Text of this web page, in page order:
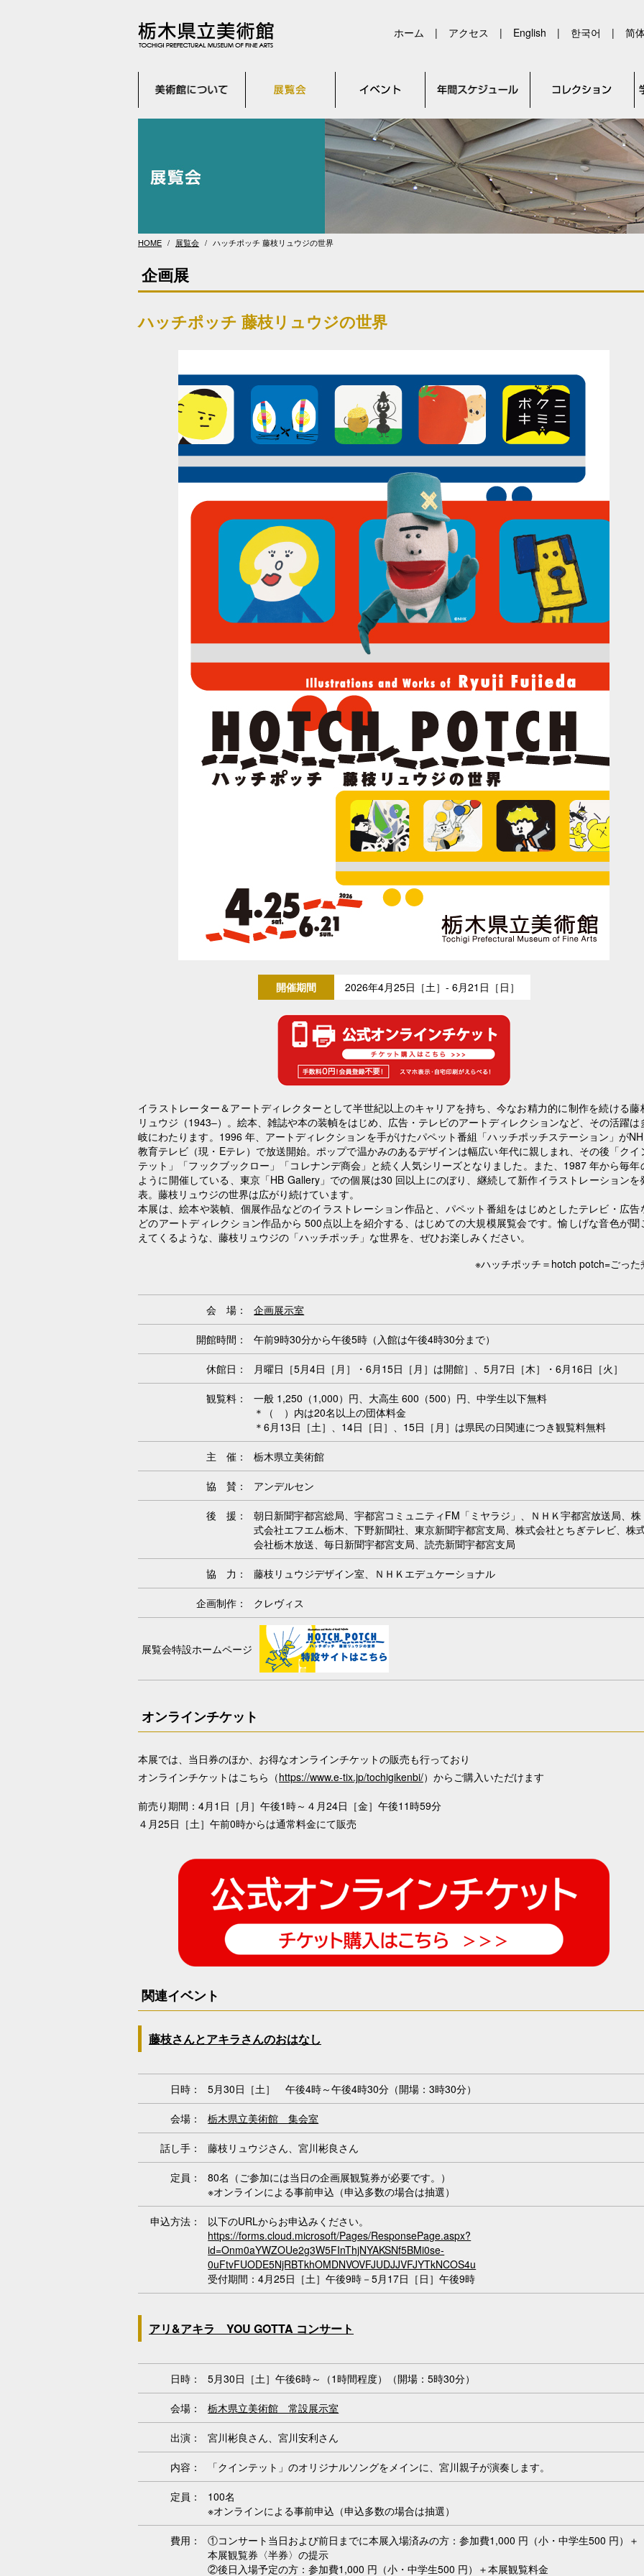
ホーム | アクセス | English | 한국어 | 简
HOME 展覧会 ハッチポッチ 藤枝リュウジの世界
企画展
ハッチポッチ 藤枝リュウジの世界
開催期間 2026年4月25日［土］- 6月21日［日］
イラストレーター＆アートディレクターとして半世紀以上のキャリアを持ち、今なお精力的に制作を続ける藤
リュウジ（1943‒）。絵本、雑誌や本の装幀をはじめ、広告・テレビのアートディレクションなど、その活躍は
岐にわたります。1996 年、アートディレクションを手がけたパペット番組「ハッチポッチステーション」が
教育テレビ（現・Eテレ）で放送開始。ポップで温かみのあるデザインは幅広い年代に親しまれ、その後「クイ
テット」「フックブックロー」「コレナンデ商会」と続く人気シリーズとなりました。また、1987 年から毎年
ように開催している、東京「HB Gallery」での個展は30 回以上にのぼり、継続して新作イラストレーションを
表。藤枝リュウジの世界は広がり続けています。
本展は、絵本や装幀、個展作品などのイラストレーション作品と、パペット番組をはじめとしたテレビ・広告
どのアートディレクション作品から 500点以上を紹介する、はじめての大規模展覧会です。愉しげな音色が聞
えてくるような、藤枝リュウジの「ハッチポッチ」な世界を、ぜひお楽しみください。
※ハッチポッチ＝hotch potch=ごった
会 場： 企画展示室
開館時間： 午前9時30分から午後5時（入館は午後4時30分まで）
休館日： 月曜日［5月4日［月］・6月15日［月］は開館］、5月7日［木］・6月16日［火］
観覧料：
一般 1,250（1,000）円、大高生 600（500）円、中学生以下無料
＊（ ）内は20名以上の団体料金
＊6月13日［土］、14日［日］、15日［月］は県民の日関連につき観覧料無料
主 催： 栃木県立美術館
協 賛： アンデルセン
後 援：
朝日新聞宇都宮総局、宇都宮コミュニティFM「ミヤラジ」、ＮＨＫ宇都宮放送局、株
式会社エフエム栃木、下野新聞社、東京新聞宇都宮支局、株式会社とちぎテレビ、株
会社栃木放送、毎日新聞宇都宮支局、読売新聞宇都宮支局
協 力： 藤枝リュウジデザイン室、ＮＨＫエデュケーショナル
企画制作： クレヴィス
展覧会特設ホームページ
オンラインチケット
本展では、当日券のほか、お得なオンラインチケットの販売も行っており
オンラインチケットはこちら（https://www.e-tix.jp/tochigikenbi/）からご購入いただけます
前売り期間：4月1日［月］午後1時～４月24日［金］午後11時59分
４月25日［土］午前0時からは通常料金にて販売
関連イベント
藤枝さんとアキラさんのおはなし
日時： 5月30日［土］ 午後4時～午後4時30分（開場：3時30分）
会場： 栃木県立美術館 集会室
話し手： 藤枝リュウジさん、宮川彬良さん
定員：
80名（ご参加には当日の企画展観覧券が必要です。）
※オンラインによる事前申込（申込多数の場合は抽選）
申込方法：
以下のURLからお申込みください。
https://forms.cloud.microsoft/Pages/ResponsePage.aspx?
id=Onm0aYWZOUe2g3W5FInThjNYAKSNf5BMi0se-
0uFtvFUODE5NjRBTkhOMDNVOVFJUDJJVFJYTkNCOS4u
受付期間：4月25日［土］午後9時－5月17日［日］午後9時
アリ&アキラ YOU GOTTA コンサート
日時： 5月30日［土］午後6時～（1時間程度）（開場：5時30分）
会場： 栃木県立美術館 常設展示室
出演： 宮川彬良さん、宮川安利さん
内容： 「クインテット」のオリジナルソングをメインに、宮川親子が演奏します。
定員：
100名
※オンラインによる事前申込（申込多数の場合は抽選）
費用：
①コンサート当日および前日までに本展入場済みの方：参加費1,000 円（小・中学生500 円）＋
本展観覧券〈半券〉の提示
②後日入場予定の方：参加費1,000 円（小・中学生500 円）＋本展観覧料金